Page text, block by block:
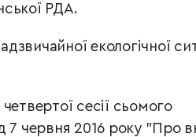
РДА.
екологічної
сесії сьомого
7 червня 2016 року "Про